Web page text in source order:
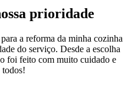
prioridade
a reforma da minha cozinha
do serviço. Desde a escolha
foi feito com muito cuidado e
todos!